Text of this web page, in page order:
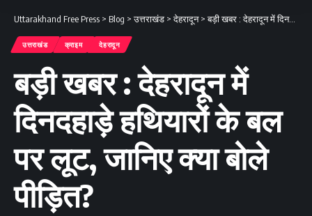
Uttarakhand Free Press > Blog >उत्तराखंड >देहरादून>बड़ी खबर : देहरादून में दिनदहाड़े हथियारों के बल पर लूट, जानिए क्या बोले पीड़ित?
उत्तराखंड क्राइम देहरादून
बड़ी खबर : देहरादून में
दिनदहाड़े हथियारों के बल
पर लूट, जानिए क्या बोले
पीड़ित?